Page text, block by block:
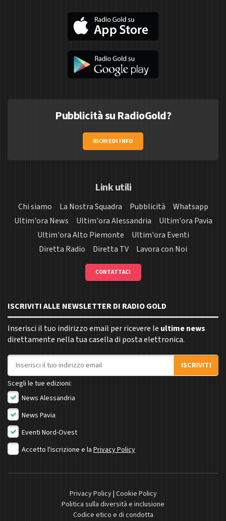
Pubblicità su RadioGold?
RICHIEDI INFO
Link utili
Chi siamo La Nostra Squadra Pubblicità
Whatsapp
Ultim'ora News
Ultim'ora Alessandria
Ultim'ora Pavia
Ultim'ora Alto Piemonte
Ultim'ora Eventi
Diretta Radio
Diretta TV Lavora con Noi
CONTATTACI
ISCRIVITI ALLE NEWSLETTER DI RADIO GOLD
Inserisci il tuo indirizzo email per ricevere le ultime news
direttamente nella tua casella di posta elettronica.
Indirizzo email
ISCRIVITI
Scegli le tue edizioni:
News Alessandria
News Pavia
Eventi Nord-Ovest
Accetto l'iscrizione e la Privacy Policy
Privacy Policy| Cookie Policy
Politica sulla diversità e inclusione
Codice etico e di condotta